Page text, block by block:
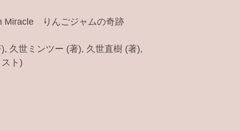
Miracle　りんごジャムの奇跡
久世ミンツー (著), 久世直樹 (著),
ト)